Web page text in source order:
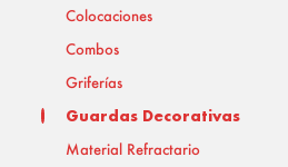
Colocaciones
Combos
Griferías
Guardas Decorativas
Material Refractario